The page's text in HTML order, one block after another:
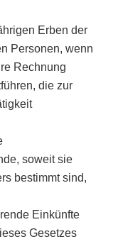
Erben der
Personen, wenn
Rechnung
die zur
soweit sie
bestimmt sind,
Einkünfte
Gesetzes